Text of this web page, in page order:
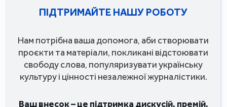
ПІДТРИМАЙТЕ НАШУ РОБОТУ
Нам потрібна ваша допомога, аби створювати
проєкти та матеріали, покликані відстоювати
свободу слова, популяризувати українську
культуру і цінності незалежної журналістики.
Ваш внесок – це підтримка дискусій, премій,